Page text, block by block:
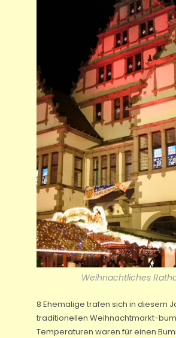
Weihnachtliches
8 Ehemalige trafen sich in diesem
traditionellen Weihnachtmarkt-
Temperaturen waren für einen